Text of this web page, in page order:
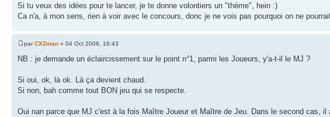
Si tu veux des idées pour te lancer, je te donne volontiers un "thème", hein :)
Ca n'a, à mon sens, rien à voir avec le concours, donc je ne vois pas pourquoi on ne
parCXZman » 04 Oct 2006, 16:43
NB : je demande un éclaircissement sur le point n°1, parmi les Joueurs, y'a-t-il le MJ ?
Si oui, ok, là ok. Là ça devient chaud.
Si non, bah comme tout BON jeu qui se respecte.
Oui nan parce que MJ c'est à la fois Maître Joueur et Maître de Jeu. Dans le second cas,